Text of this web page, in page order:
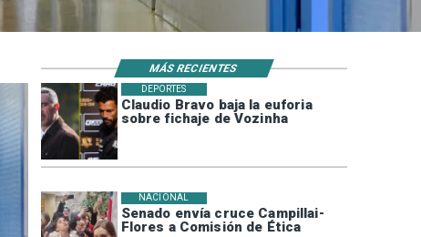
Claudio Bravo baja la euforia
sobre fichaje de Vozinha
DEPORTES
Senado envía cruce Campillai-
Flores a Comisión de Ética
NACIONAL
MÁS RECIENTES